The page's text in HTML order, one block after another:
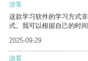
游客
这款学习软件的学习方式
式。我可以根据自己的时间
2025-09-29
游客